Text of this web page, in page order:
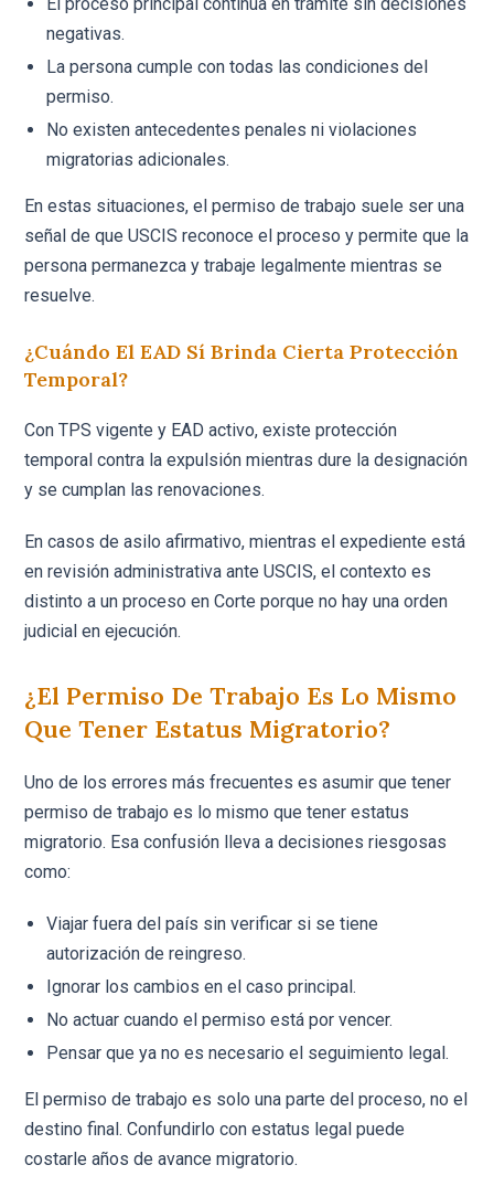
negativas.
La persona cumple con todas las condiciones del
permiso.
No existen antecedentes penales ni violaciones
migratorias adicionales.
En estas situaciones, el permiso de trabajo suele ser una
señal de que USCIS reconoce el proceso y permite que la
persona permanezca y trabaje legalmente mientras se
resuelve.
¿Cuándo El EAD Sí Brinda Cierta Protección
Temporal?
Con TPS vigente y EAD activo, existe protección
temporal contra la expulsión mientras dure la designación
y se cumplan las renovaciones.
En casos de asilo afirmativo, mientras el expediente está
en revisión administrativa ante USCIS, el contexto es
distinto a un proceso en Corte porque no hay una orden
judicial en ejecución.
¿El Permiso De Trabajo Es Lo Mismo
Que Tener Estatus Migratorio?
Uno de los errores más frecuentes es asumir que tener
permiso de trabajo es lo mismo que tener estatus
migratorio. Esa confusión lleva a decisiones riesgosas
como:
Viajar fuera del país sin verificar si se tiene
autorización de reingreso.
Ignorar los cambios en el caso principal.
No actuar cuando el permiso está por vencer.
Pensar que ya no es necesario el seguimiento legal.
El permiso de trabajo es solo una parte del proceso, no el
destino final. Confundirlo con estatus legal puede
costarle años de avance migratorio.